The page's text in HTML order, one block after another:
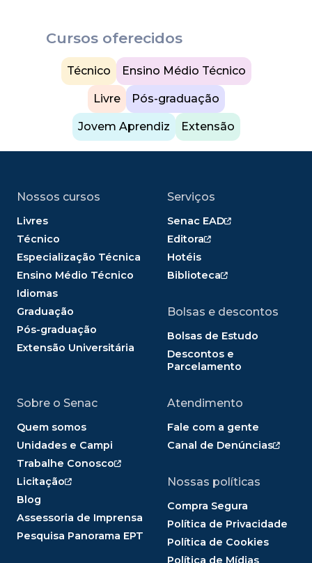
Cursos oferecidos
Técnico
Livre
Ensino Médio Técnico
Extensão
Pós-graduação
Jovem Aprendiz
Nossos cursos
Livres
Técnico
Especialização Técnica
Ensino Médio Técnico
Idiomas
Graduação
Pós-graduação
Extensão Universitária
Serviços
Senac EAD
Editora
Hotéis
Biblioteca
Bolsas e descontos
Bolsas de Estudo
Descontos e
Parcelamento
Sobre o Senac
Quem somos
Unidades e Campi
Trabalhe Conosco
Licitação
Blog
Assessoria de Imprensa
Pesquisa Panorama EPT
Atendimento
Fale com a gente
Canal de Denúncias
Nossas políticas
Compra Segura
Política de Privacidade
Política de Cookies